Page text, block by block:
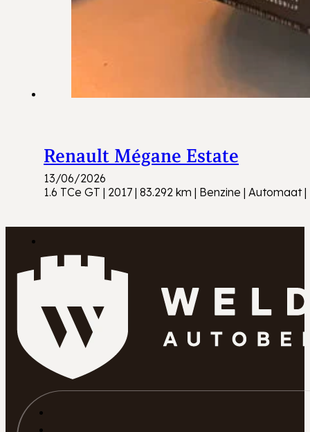
Renault Mégane Estate
13/06/2026
1.6 TCe GT | 2017 | 83.292 km | Benzine |